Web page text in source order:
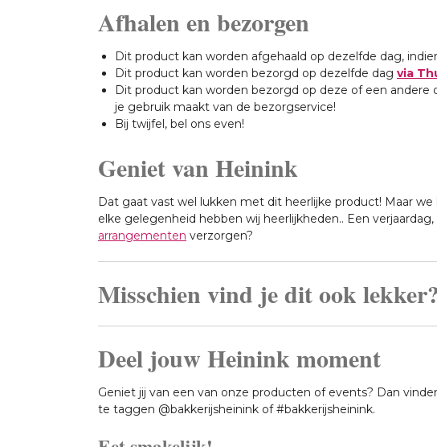
Afhalen en bezorgen
Dit product kan worden afgehaald op dezelfde dag,
Dit product kan worden bezorgd op dezelfde dag via
Dit product kan worden bezorgd op deze of een andere
je gebruik maakt van de bezorgservice!
Bij twijfel, bel ons even!
Geniet van Heinink
Dat gaat vast wel lukken met dit heerlijke product! Maar
elke gelegenheid hebben wij heerlijkheden.. Een
arrangementen verzorgen?
Misschien vind je dit ook
Deel jouw Heinink moment
Geniet jij van een van onze producten of events? Dan
te taggen @bakkerijsheinink of #bakkerijsheinink.